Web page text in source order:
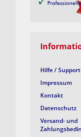
150 m
Hilfe / Support
Impressum
Kontakt
Datenschutz
Versand- und